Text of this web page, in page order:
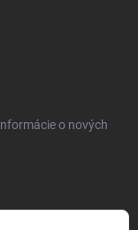
o nových